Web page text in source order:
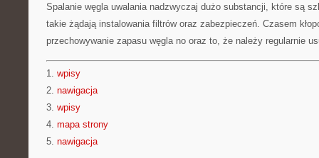
Spalanie węgla uwalania nadzwyczaj dużo substancji, które są
takie żądają instalowania filtrów oraz zabezpieczeń. Czasem
przechowywanie zapasu węgla no oraz to, że należy regularnie
1. wpisy
2. nawigacja
3. wpisy
4. mapa strony
5. nawigacja